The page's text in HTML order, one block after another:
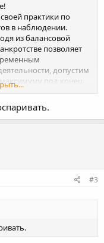
практики по
в наблюдении.
из балансовой
позволяет
допустим
под конец
не возникают ли
к работе
реестра, хождения
в 100-200
показать отчет на
лиц или
#3